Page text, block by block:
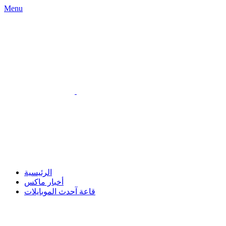
Menu
الرئيسية
أخبار ماكس
قاعة آحدث الموبايلات